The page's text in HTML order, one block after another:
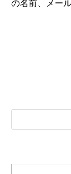
の名前、メー